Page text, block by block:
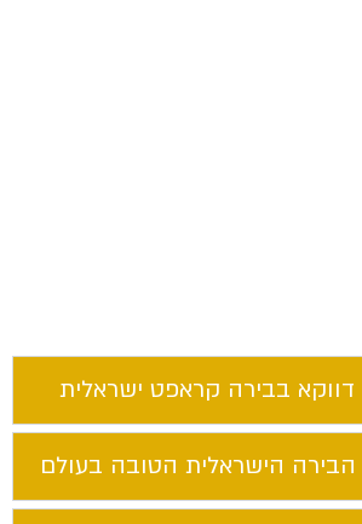
בבירה קראפט ישראלית​
הבירה הישראלית הטובה בעולם​